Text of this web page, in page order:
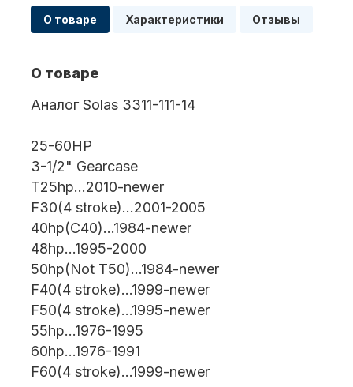
Автохолодильник KYODA
Дистанционное управление
О товаре Характеристики Отзывы
О товаре
Аналог Solas 3311-111-14
25-60HP
3-1/2" Gearcase
T25hp...2010-newer
F30(4 stroke)...2001-2005
40hp(C40)...1984-newer
48hp...1995-2000
50hp(Not T50)...1984-newer
F40(4 stroke)...1999-newer
F50(4 stroke)...1995-newer
55hp...1976-1995
60hp...1976-1991
F60(4 stroke)...1999-newer